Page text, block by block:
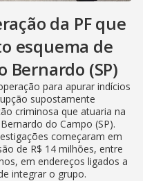
da PF que
esquema de
Bernardo (SP)
para apurar indícios
supostamente
criminosa que atuaria na
do Campo (SP).
começaram em
de R$ 14 milhões, entre
em endereços ligados a
integrar o grupo.